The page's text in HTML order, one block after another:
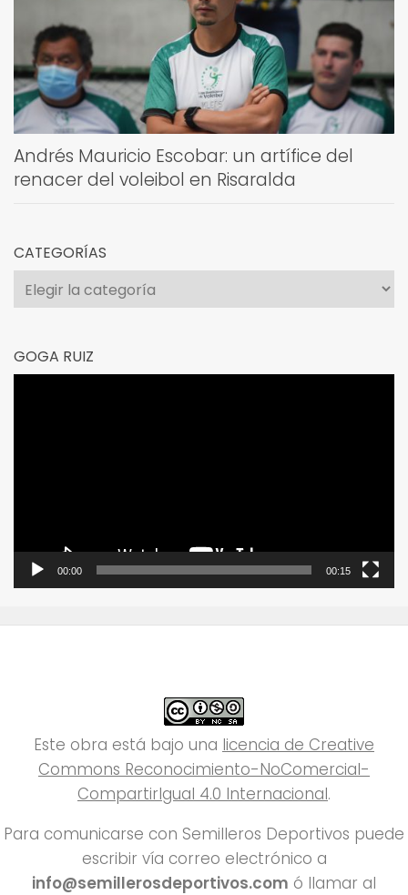
Andrés Mauricio Escobar: un artífice del
renacer del voleibol en Risaralda
CATEGORÍAS
Categorías
GOGA RUIZ
00:00 00:15
Este obra está bajo una licencia de Creative
Commons Reconocimiento-NoComercial-
CompartirIgual 4.0 Internacional.
Para comunicarse con Semilleros Deportivos puede
escribir vía correo electrónico a
info@semillerosdeportivos.com ó llamar al